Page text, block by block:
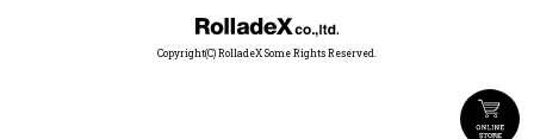
Copyright(C) RolladeX Some Rights Reserved.